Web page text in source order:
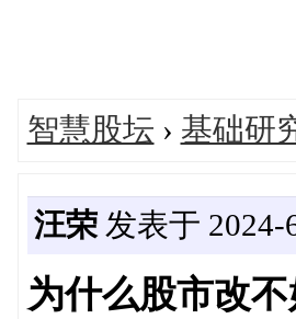
智慧股坛 › 基础研
汪荣发表于 2024-
为什么股市改不